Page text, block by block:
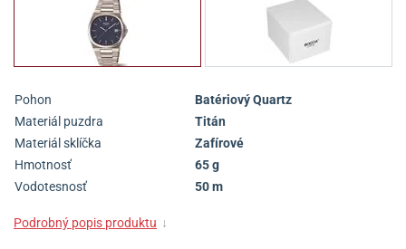
Pohon
Batériový Quartz
Materiál puzdra
Titán
Materiál sklíčka
Zafírové
Hmotnosť
65 g
Vodotesnosť
50 m
Podrobný popis produktu ↓